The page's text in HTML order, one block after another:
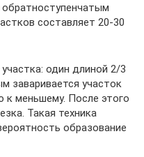
составляет 20-30
один длиной 2/3
заваривается участок
к меньшему. После этого
Такая техника
образование